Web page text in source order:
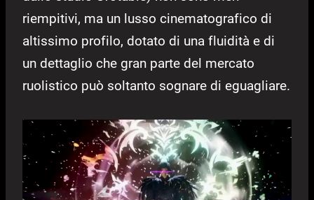
riempitivi, ma un lusso cinematografico di
altissimo profilo, dotato di una fluidità e di
un dettaglio che gran parte del mercato
ruolistico può soltanto sognare di eguagliare.